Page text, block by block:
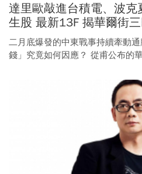
達里歐敲進台積電、波克
生股 最新13F 揭華爾街
二月底爆發的中東戰事持續牽動
錢」究竟如何因應？ 從甫公布的